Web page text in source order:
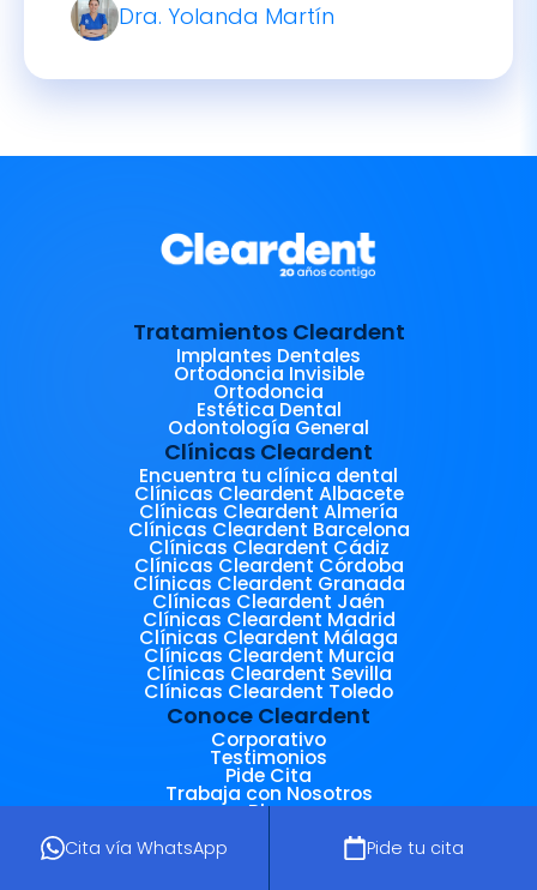
Cita vía WhatsApp Pide tu cita
Dra. Yolanda Martín
Tratamientos Cleardent
Implantes Dentales
Ortodoncia Invisible
Ortodoncia
Estética Dental
Odontología General
Clínicas Cleardent
Encuentra tu clínica dental
Clínicas Cleardent Albacete
Clínicas Cleardent Almería
Clínicas Cleardent Barcelona
Clínicas Cleardent Cádiz
Clínicas Cleardent Córdoba
Clínicas Cleardent Granada
Clínicas Cleardent Jaén
Clínicas Cleardent Madrid
Clínicas Cleardent Málaga
Clínicas Cleardent Murcia
Clínicas Cleardent Sevilla
Clínicas Cleardent Toledo
Conoce Cleardent
Corporativo
Testimonios
Pide Cita
Trabaja con Nosotros
Blog
Diccionario Odontológico
Carnet Joven
Actualidad Cleardent